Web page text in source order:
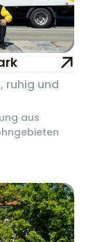
ruhig und
aus